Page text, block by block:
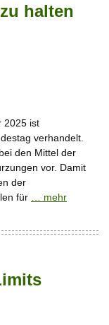
halten
2025 ist
verhandelt.
den Mittel der
vor. Damit
der
für
… mehr